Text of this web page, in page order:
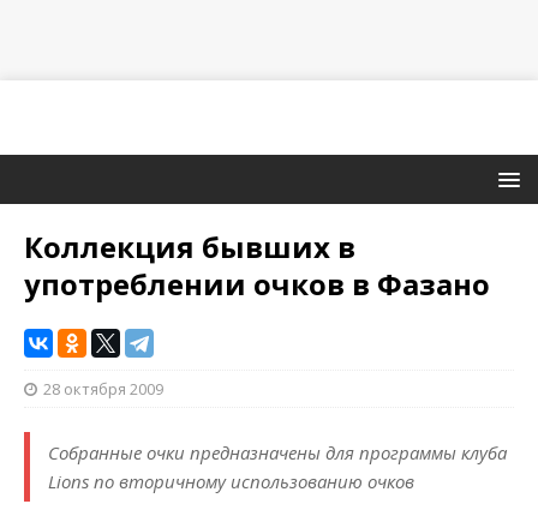
Коллекция бывших в
употреблении очков в Фазано
28 октября 2009
Собранные очки предназначены для программы клуба
Lions по вторичному использованию очков